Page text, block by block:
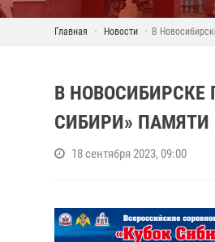
Главная Новости В
В НОВОСИБИРСКЕ
СИБИРИ»
18 сентября 2023, 09:00